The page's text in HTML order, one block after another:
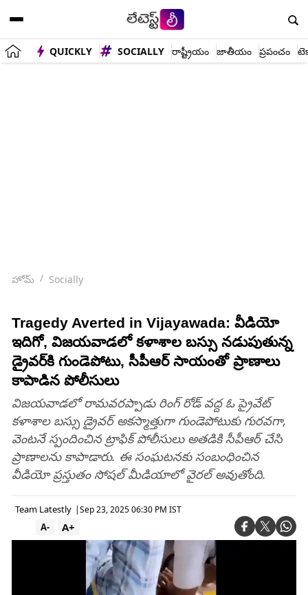
QUICKLY SOCIALLY రాష్ట్రీయం జాతీయం ప్రపంచం
హోమ్ Socially
Tragedy Averted in Vijayawada: వీడియో
ఇదిగో, విజయవాడలో కళాశాల బస్సు నడుపుతున్న
డ్రైవర్‌కి గుండెపోటు, సీపీఆర్ సాయంతో ప్రాణాలు
కాపాడిన పోలీసులు
విజయవాడలో రామవరప్పాడు రింగ్‌ రోడ్ వద్ద ఓ ప్రైవేట్
కళాశాల బస్సు డ్రైవర్‌ అకస్మాత్తుగా గుండెపోటుకు గురవగా,
వెంటనే స్పందించిన ట్రాఫిక్‌ పోలీసులు అతడికి సీపీఆర్‌ చేసి
ప్రాణాలను కాపాడారు. ఈ సంఘటనకు సంబంధించిన
వీడియో ప్రస్తుతం సోషల్ మీడియాలో వైరల్ అవుతోంది.
Team Latestly |Sep 23, 2025 06:30 PM IST
A+
A-